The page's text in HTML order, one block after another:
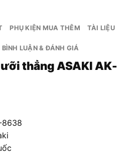
PHỤ KIỆN MUA THÊM TÀI LIỆU
BÌNH LUẬN & ĐÁNH GIÁ
thẳng ASAKI AK-
8638